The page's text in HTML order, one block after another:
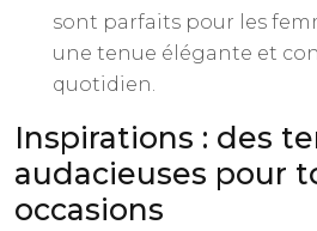
sont parfaits pour les
une tenue élégante et
quotidien.
Inspirations : des
audacieuses pour
occasions